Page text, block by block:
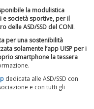
fare le
la modulistica
e società sportive, per il
delle ASD/SSD del CONI.
per una sostenibilità
solamente l’app UISP per i
smartphone la tessera
dedicata alle ASD/SSD con
e con tutti gli